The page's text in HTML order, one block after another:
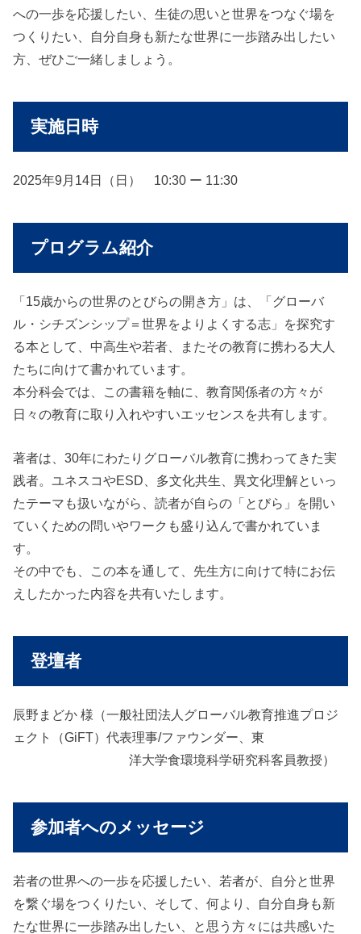
への一歩を応援したい、生徒の思いと世界をつなぐ場を
つくりたい、自分自身も新たな世界に一歩踏み出したい
方、ぜひご一緒しましょう。
実施日時
2025年9月14日（日） 10:30 ー 11:30
プログラム紹介
「15歳からの世界のとびらの開き方」は、「グローバ
ル・シチズンシップ＝世界をよりよくする志」を探究す
る本として、中高生や若者、またその教育に携わる大人
たちに向けて書かれています。
本分科会では、この書籍を軸に、教育関係者の方々が
日々の教育に取り入れやすいエッセンスを共有します。
著者は、30年にわたりグローバル教育に携わってきた実
践者。ユネスコやESD、多文化共生、異文化理解といっ
たテーマも扱いながら、読者が自らの「とびら」を開い
ていくための問いやワークも盛り込んで書かれていま
す。
その中でも、この本を通して、先生方に向けて特にお伝
えしたかった内容を共有いたします。
登壇者
辰野まどか 様（一般社団法人グローバル教育推進プロジ
ェクト（GiFT）代表理事/ファウンダー、東
洋大学食環境科学研究科客員教授）
参加者へのメッセージ
若者の世界への一歩を応援したい、若者が、自分と世界
を繋ぐ場をつくりたい、そして、何より、自分自身も新
たな世界に一歩踏み出したい、と思う方々には共感いた